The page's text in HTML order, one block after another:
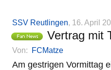
SSV Reutlingen, 16. April
Vertrag mit
Von: FCMatze
Am gestrigen Vormittag